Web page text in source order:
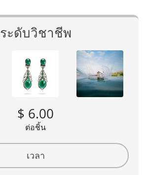
ระดับวิชาชีพ
$ 6.00
ต่อชิ้น
เวลา